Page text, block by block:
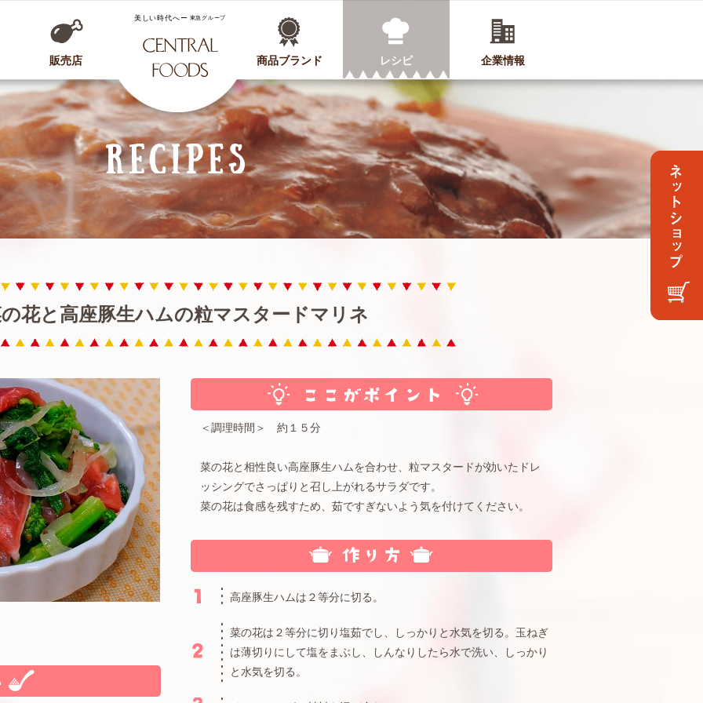
CENTRAL FOODS
販売店 商品ブランド レシピ 企業情報
花と高座豚生ハムの粒マスタードマリネ
＜調理時間＞ 約１５分
菜の花と相性良い高座豚生ハムを合わせ、粒マスタードが効いたドレ
ッシングでさっぱりと召し上がれるサラダです。
菜の花は食感を残すため、茹ですぎないよう気を付けてください。
高座豚生ハムは２等分に切る。
菜の花は２等分に切り塩茹でし、しっかりと水気を切る。玉ねぎ
は薄切りにして塩をまぶし、しんなりしたら水で洗い、しっかり
と水気を切る。